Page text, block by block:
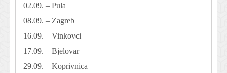
02.09. – Pula
08.09. – Zagreb
16.09. – Vinkovci
17.09. – Bjelovar
29.09. – Koprivnica